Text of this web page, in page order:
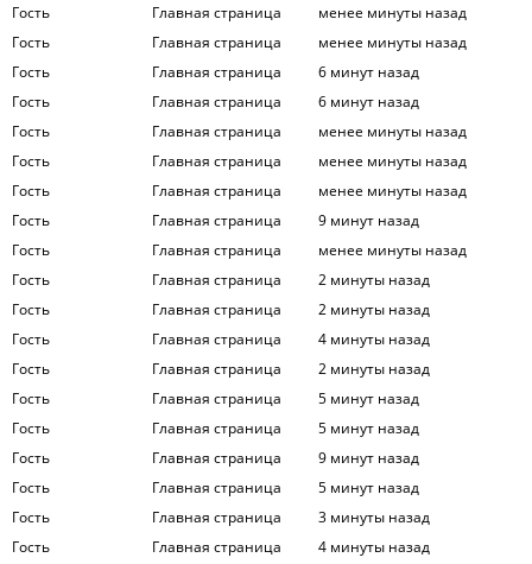
Гость
Главная страница
менее минуты назад
Гость
Главная страница
менее минуты назад
Гость
Главная страница
6 минут назад
Гость
Главная страница
6 минут назад
Гость
Главная страница
менее минуты назад
Гость
Главная страница
менее минуты назад
Гость
Главная страница
менее минуты назад
Гость
Главная страница
9 минут назад
Гость
Главная страница
менее минуты назад
Гость
Главная страница
2 минуты назад
Гость
Главная страница
2 минуты назад
Гость
Главная страница
4 минуты назад
Гость
Главная страница
2 минуты назад
Гость
Главная страница
5 минут назад
Гость
Главная страница
5 минут назад
Гость
Главная страница
9 минут назад
Гость
Главная страница
5 минут назад
Гость
Главная страница
3 минуты назад
Гость
Главная страница
4 минуты назад